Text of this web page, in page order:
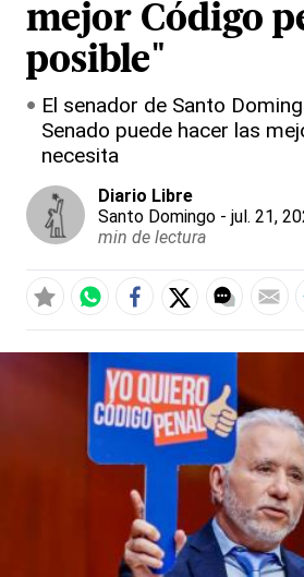
mejor Código
posible"
El senador de Santo
Senado puede hacer las
necesita
Diario Libre
Santo Domingo - jul. 21,
min de lectura